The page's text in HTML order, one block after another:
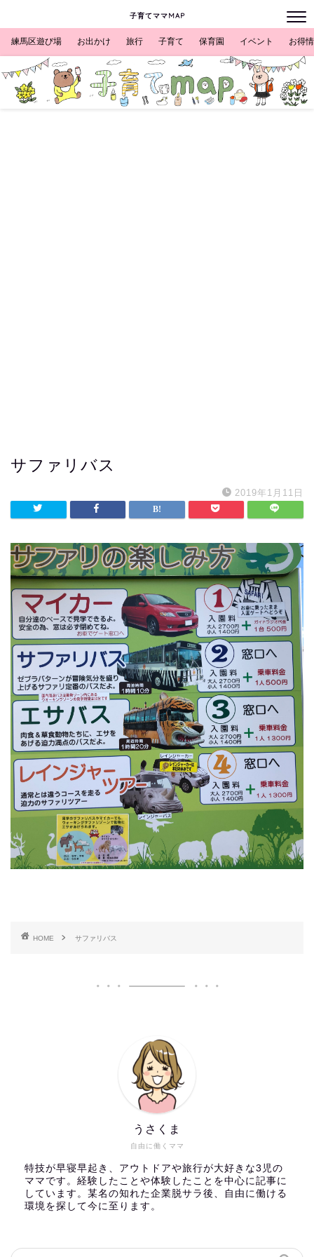
子育てママMAP
練馬区遊び場 お出かけ 旅行 子育て 保育園 イベント お得
サファリバス
2019年1月11日
HOME サファリバス
自由に働くママ
うさくま
特技が早寝早起き、アウトドアや旅行が大好きな3児の
ママです。経験したことや体験したことを中心に記事に
しています。某名の知れた企業脱サラ後、自由に働ける
環境を探して今に至ります。